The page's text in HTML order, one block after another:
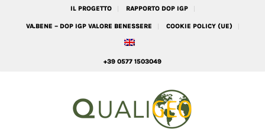
IL PROGETTO RAPPORTO DOP IGP
VA.BENE – DOP IGP VALORE BENESSERE COOKIE POLICY (UE)
+39 0577 1503049